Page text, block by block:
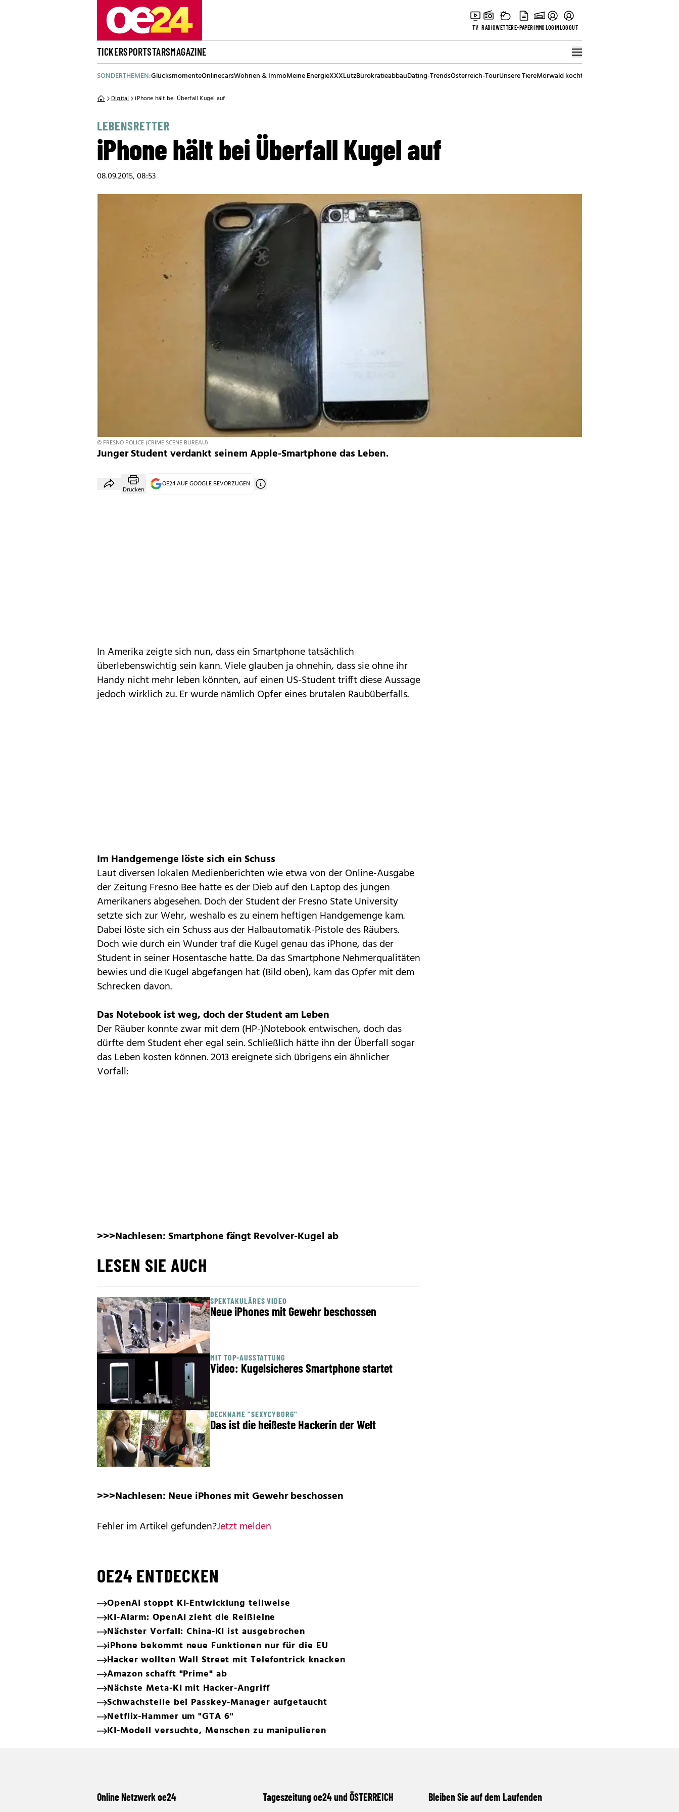
TV RADIOWETTERE-PAPERIMMOLOGINLOGOUT
TICKERSPORTSTARSMAGAZINE
SONDERTHEMEN:GlücksmomenteOnlinecarsWohnen & ImmoMeine EnergieXXXLutzBürokratieabbauDating-TrendsÖsterreich-TourUnsere TiereMörwald kocht
Digital iPhone hält bei Überfall Kugel auf
LEBENSRETTER
iPhone hält bei Überfall Kugel auf
08.09.2015, 08:53
© FRESNO POLICE (CRIME SCENE BUREAU)
Junger Student verdankt seinem Apple-Smartphone das Leben.
Drucken
OE24 AUF GOOGLE BEVORZUGEN
In Amerika zeigte sich nun, dass ein Smartphone tatsächlich
überlebenswichtig sein kann. Viele glauben ja ohnehin, dass sie ohne ihr
Handy nicht mehr leben könnten, auf einen US-Student trifft diese Aussage
jedoch wirklich zu. Er wurde nämlich Opfer eines brutalen Raubüberfalls.
Im Handgemenge löste sich ein Schuss
Laut diversen lokalen Medienberichten wie etwa von der Online-Ausgabe
der Zeitung Fresno Beehatte es der Dieb auf den Laptop des jungen
Amerikaners abgesehen. Doch der Student der Fresno State University
setzte sich zur Wehr, weshalb es zu einem heftigen Handgemenge kam.
Dabei löste sich ein Schuss aus der Halbautomatik-Pistole des Räubers.
Doch wie durch ein Wunder traf die Kugel genau das iPhone, das der
Student in seiner Hosentasche hatte. Da das Smartphone Nehmerqualitäten
bewies und die Kugel abgefangen hat (Bild oben), kam das Opfer mit dem
Schrecken davon.
Das Notebook ist weg, doch der Student am Leben
Der Räuber konnte zwar mit dem (HP-)Notebook entwischen, doch das
dürfte dem Student eher egal sein. Schließlich hätte ihn der Überfall sogar
das Leben kosten können. 2013 ereignete sich übrigens ein ähnlicher
Vorfall:
>>>Nachlesen:Smartphone fängt Revolver-Kugel ab
LESEN SIE AUCH
SPEKTAKULÄRES VIDEO
Neue iPhones mit Gewehr beschossen
MIT TOP-AUSSTATTUNG
Video: Kugelsicheres Smartphone startet
DECKNAME "SEXYCYBORG"
Das ist die heißeste Hackerin der Welt
>>>Nachlesen: Neue iPhones mit Gewehr beschossen
Fehler im Artikel gefunden?Jetzt melden
OE24 ENTDECKEN
OpenAI stoppt KI-Entwicklung teilweise
KI-Alarm: OpenAI zieht die Reißleine
Nächster Vorfall: China-KI ist ausgebrochen
iPhone bekommt neue Funktionen nur für die EU
Hacker wollten Wall Street mit Telefontrick knacken
Amazon schafft "Prime" ab
Nächste Meta-KI mit Hacker-Angriff
Schwachstelle bei Passkey-Manager aufgetaucht
Netflix-Hammer um "GTA 6"
KI-Modell versuchte, Menschen zu manipulieren
Online Netzwerk oe24 Tageszeitung oe24 und ÖSTERREICH Bleiben Sie auf dem Laufenden